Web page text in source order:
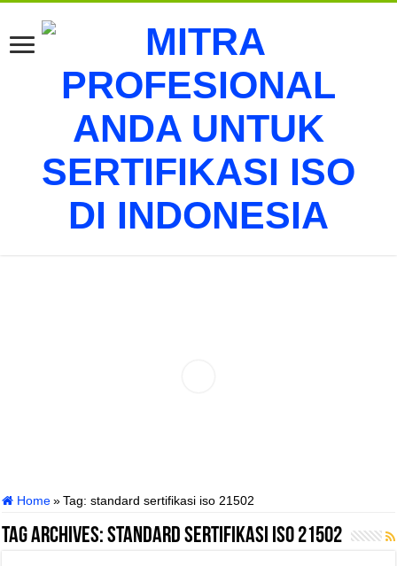
Home » Tag:standard sertifikasi iso 21502
Tag Archives:standard sertifikasi iso 21502